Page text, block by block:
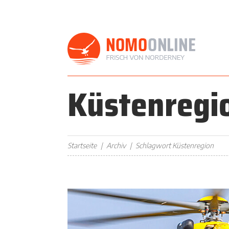
Startseite Archiv Schlagwort Küstenregion